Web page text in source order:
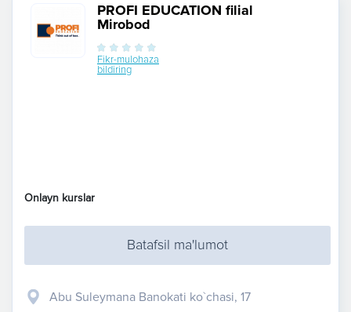
PROFI EDUCATION filial
Mirobod
Fikr-mulohaza
bildiring
Onlayn kurslar
Batafsil ma'lumot
Abu Suleymana Banokati ko`chasi, 17